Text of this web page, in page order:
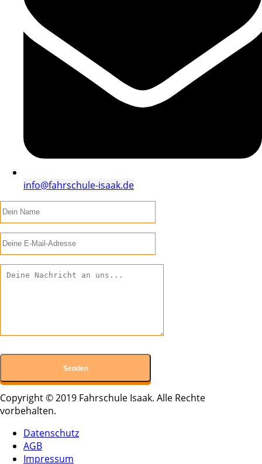
info@fahrschule-isaak.de
Copyright © 2019 Fahrschule Isaak. Alle Rechte
vorbehalten.
Datenschutz
AGB
Impressum